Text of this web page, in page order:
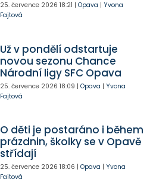
25. července 2026 18:21 | Opava | Yvona
Fajtová
Už v pondělí odstartuje
novou sezonu Chance
Národní ligy SFC Opava
25. července 2026 18:09 | Opava | Yvona
Fajtová
O děti je postaráno i během
prázdnin, školky se v Opavě
střídají
25. července 2026 18:06 | Opava | Yvona
Fajtová